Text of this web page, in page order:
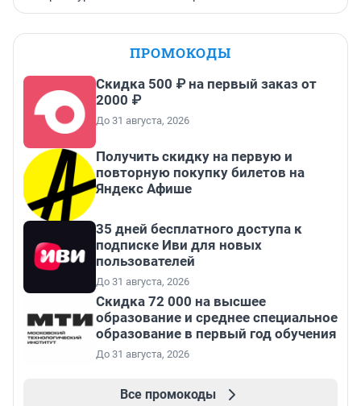
ПРОМОКОДЫ
Скидка 500 ₽ на первый заказ от
2000 ₽
До 31 августа, 2026
Получить скидку на первую и
повторную покупку билетов на
Яндекс Афише
35 дней бесплатного доступа к
подписке Иви для новых
пользователей
До 31 августа, 2026
Скидка 72 000 на высшее
образование и среднее специальное
образование в первый год обучения
До 31 августа, 2026
Все промокоды